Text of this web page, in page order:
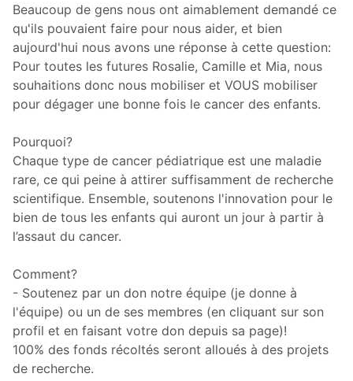
Beaucoup de gens nous ont aimablement demandé ce
qu'ils pouvaient faire pour nous aider, et bien
aujourd'hui nous avons une réponse à cette question:
Pour toutes les futures Rosalie, Camille et Mia, nous
souhaitions donc nous mobiliser et VOUS mobiliser
pour dégager une bonne fois le cancer des enfants.
Pourquoi?
Chaque type de cancer pédiatrique est une maladie
rare, ce qui peine à attirer suffisamment de recherche
scientifique. Ensemble, soutenons l'innovation pour le
bien de tous les enfants qui auront un jour à partir à
l’assaut du cancer.
Comment?
- Soutenez par un don notre équipe (je donne à
l'équipe) ou un de ses membres (en cliquant sur son
profil et en faisant votre don depuis sa page)!
100% des fonds récoltés seront alloués à des projets
de recherche.